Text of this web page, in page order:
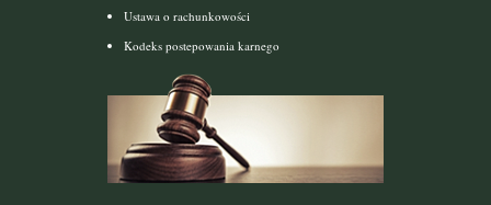
Ustawa o rachunkowości
Kodeks postepowania karnego